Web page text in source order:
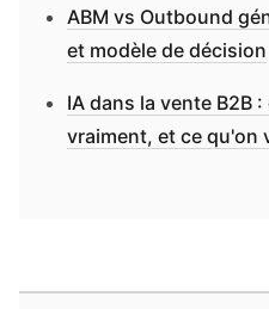
ABM vs Outbound
et modèle de décision
IA dans la vente B2B
vraiment, et ce qu'on